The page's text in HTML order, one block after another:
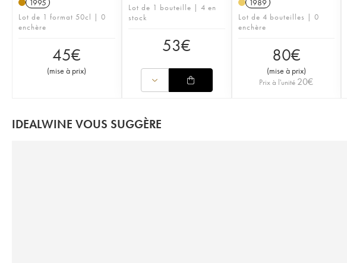
1995
Lot de 1 format 50cl | 0
enchère
45€
(mise à prix)
Lot de 1 bouteille | 4 en
stock
53€
1989
Lot de 4 bouteilles | 0
enchère
80€
(mise à prix)
Prix à l'unité 20€
IDEALWINE VOUS SUGGÈRE